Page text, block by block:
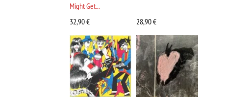
Might Get...
32,90€ 28,90€